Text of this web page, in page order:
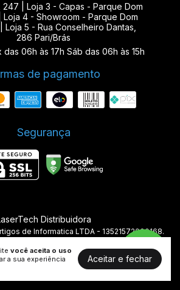
você aceita o uso
a sua experiência
Aceitar e fechar
247 | Loja 3 - Capas - Parque Dom
Loja 4 - Showroom - Parque Dom
Loja 5 - Rua Conselheiro Dantas,
286 Pari/Brás
das 06h às 17h Sáb das 06h às 15h
de pagamento
Segurança
Distribuidora
de Informatica LTDA - 13521572000168.